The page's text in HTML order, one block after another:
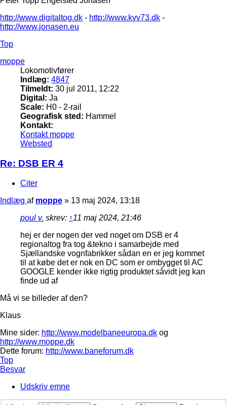
http://www.digitaltog.dk - http://www.kvv73.dk -
http://www.jonasen.eu
Top
moppe
Lokomotivfører
Indlæg: 4847
Tilmeldt: 30 jul 2011, 12:22
Digital: Ja
Scale: H0 - 2-rail
Geografisk sted: Hammel
Kontakt:
Kontakt moppe
Websted
Re: DSB ER 4
Citer
Indlæg af moppe » 13 maj 2024, 13:18
poul v. skrev: ↑11 maj 2024, 21:46
hej er der nogen der ved noget om DSB er 4
regionaltog fra tog &tekno i samarbejde med
Sjællandske vognfabrikker sådan en er jeg kommet
til at købe det er nok en DC som er ombygget til AC
GOOGLE kender ikke rigtig produktet såvidt jeg kan
finde ud af
Må vi se billeder af den?
Klaus
Mine sider: http://www.modelbaneeuropa.dk og
http://www.moppe.dk
Dette forum: http://www.baneforum.dk
Top
Besvar
Udskriv emne